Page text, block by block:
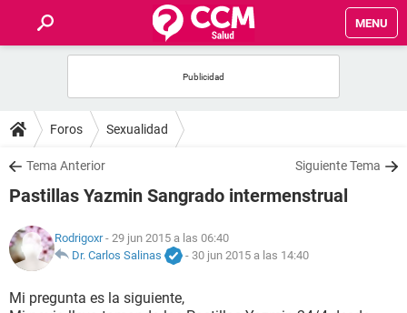
MENU
FOROS
SALUD
NUTRICIÓN
BIENESTAR
Foros Sexualidad
Tema Anterior Siguiente Tema
Pastillas Yazmin Sangrado intermenstrual
Rodrigoxr- 29 jun 2015 a las 06:40
Dr. Carlos Salinas
- 30 jun 2015 a las 14:40
Mi pregunta es la siguiente,